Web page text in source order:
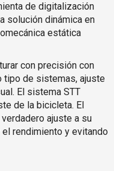
de digitalización
solución dinámica en
estática
con precisión con
tipo de sistemas, ajuste
El sistema STT
de la bicicleta. El
ajuste a su
rendimiento y evitando